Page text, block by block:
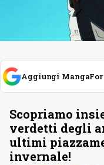
Aggiungi
Scopriamo
verdetti degli
ultimi
invernale!